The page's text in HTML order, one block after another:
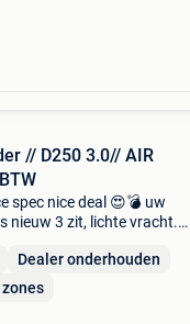
// D250 3.0// AIR
spec nice deal 😍💣 uw
nieuw 3 zit, lichte vracht.
black 💣 ✅ technis
Dealer onderhouden